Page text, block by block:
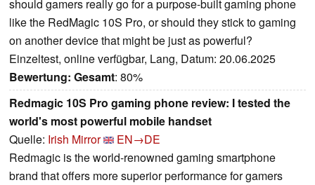
should gamers really go for a purpose-built gaming phone
like the RedMagic 10S Pro, or should they stick to gaming
on another device that might be just as powerful?
Einzeltest, online verfügbar, Lang, Datum: 20.06.2025
Bewertung: Gesamt: 80%
Redmagic 10S Pro gaming phone review: I tested the
world's most powerful mobile handset
Quelle: Irish Mirror
EN→DE
Redmagic is the world-renowned gaming smartphone
brand that offers more superior performance for gamers